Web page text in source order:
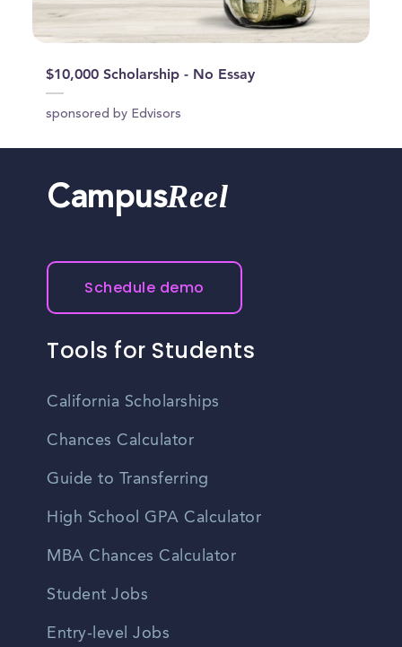
$10,000 Scholarship - No Essay
sponsored by Edvisors
CampusReel
Schedule demo
Tools for Students
California Scholarships
Chances Calculator
Guide to Transferring
High School GPA Calculator
MBA Chances Calculator
Student Jobs
Entry-level Jobs